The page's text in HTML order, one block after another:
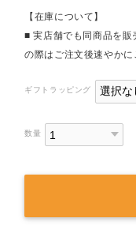
【在庫について】
■ 実店舗でも同商品を
の際はご注文後速やかに
ギフトラッピング
数量